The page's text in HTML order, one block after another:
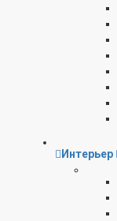
Интерьер